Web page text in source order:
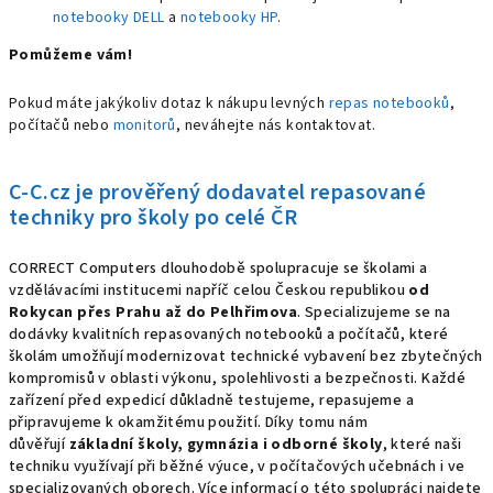
notebooky DELL a notebooky HP.
Pomůžeme vám!
Pokud máte jakýkoliv dotaz k nákupu levných repas notebooků,
počítačů nebo monitorů, neváhejte nás kontaktovat.
C-C.cz je prověřený dodavatel repasované
techniky pro školy po celé ČR
CORRECT Computers dlouhodobě spolupracuje se školami a
vzdělávacími institucemi napříč celou Českou republikou od
Rokycan přes Prahu až do Pelhřimova. Specializujeme se na
dodávky kvalitních repasovaných notebooků a počítačů, které
školám umožňují modernizovat technické vybavení bez zbytečných
kompromisů v oblasti výkonu, spolehlivosti a bezpečnosti. Každé
zařízení před expedicí důkladně testujeme, repasujeme a
připravujeme k okamžitému použití. Díky tomu nám
důvěřují základní školy, gymnázia i odborné školy, které naši
techniku využívají při běžné výuce, v počítačových učebnách i ve
specializovaných oborech. Více informací o této spolupráci najdete